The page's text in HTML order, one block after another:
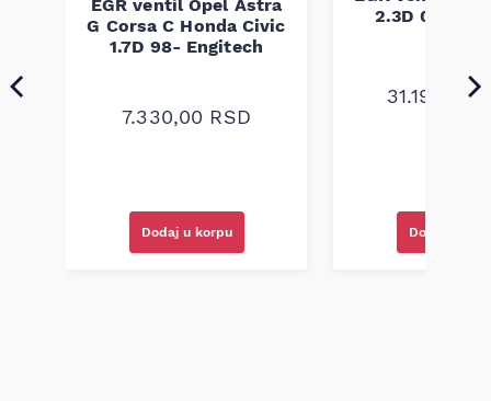
EGR ventil Opel Astra
G Corsa C Honda Civic
1.7D 98- Engitech
7.330,00 RSD
Dodaj u korpu
2.3D 06-
31.190,00
Dodaj u